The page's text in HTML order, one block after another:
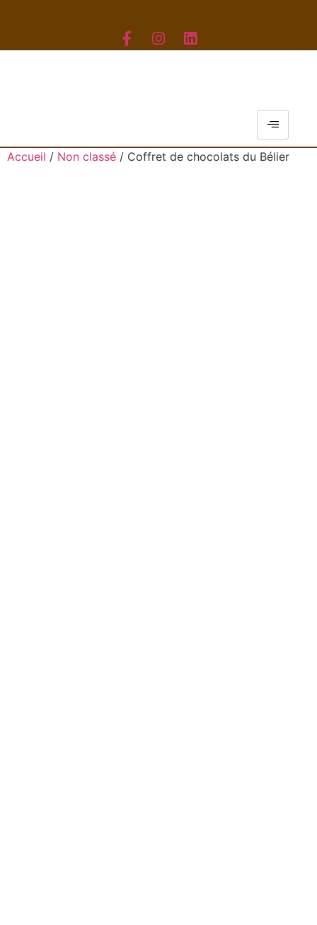
Accueil / Non classé / Coffret de chocolats du Bélier